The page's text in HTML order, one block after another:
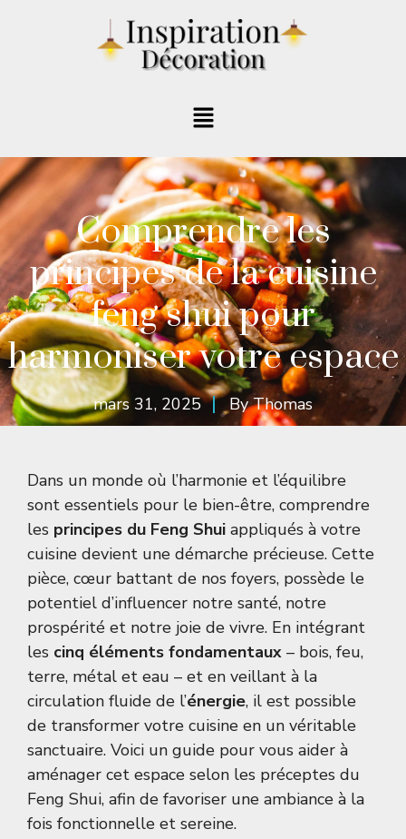
Comprendre les
principes de la cuisine
feng shui pour
harmoniser votre espace
mars 31, 2025 ByThomas
Dans un monde où l’harmonie et l’équilibre
sont essentiels pour le bien-être, comprendre
les principes du Feng Shui appliqués à votre
cuisine devient une démarche précieuse. Cette
pièce, cœur battant de nos foyers, possède le
potentiel d’influencer notre santé, notre
prospérité et notre joie de vivre. En intégrant
les cinq éléments fondamentaux – bois, feu,
terre, métal et eau – et en veillant à la
circulation fluide de l’énergie, il est possible
de transformer votre cuisine en un véritable
sanctuaire. Voici un guide pour vous aider à
aménager cet espace selon les préceptes du
Feng Shui, afin de favoriser une ambiance à la
fois fonctionnelle et sereine.